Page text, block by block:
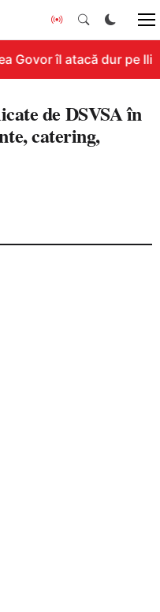
Govor îl atacă dur pe
de DSVSA în
catering,